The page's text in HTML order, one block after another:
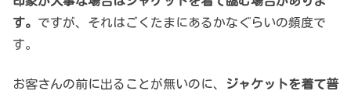
す。 ですが、それはごくたまにあるかなぐらいの頻度で
す。
お客さんの前に出ることが無いのに、
ジャケットを着て普